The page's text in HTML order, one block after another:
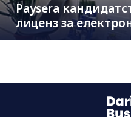
Paysera
лиценз за